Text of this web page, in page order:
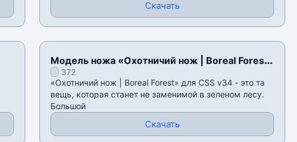
Скачать
Модель ножа «Охотничий нож | Boreal Forest»
для CSS v34
372
«Охотничий нож | Boreal Forest» для CSS v34 - это та
вещь, которая станет не заменимой в зеленом лесу.
Большой
Скачать